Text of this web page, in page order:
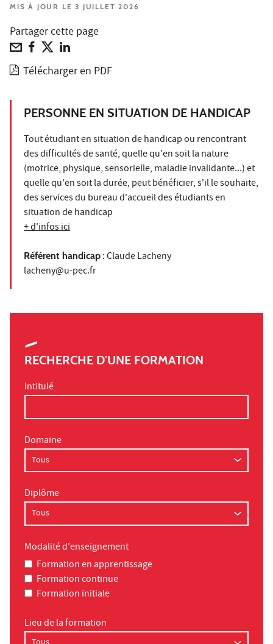
MIS À JOUR LE 3 JUILLET 2026
Partager cette page
Télécharger en PDF
PERSONNE EN SITUATION DE HANDICAP
Tout étudiant en situation de handicap ou rencontrant
des difficultés de santé, quelle qu'en soit la nature
(motrice, physique, sensorielle, maladie invalidante...) et
quelle qu'en soit la durée, peut bénéficier, s'il le souhaite,
des services du bureau d'accueil des étudiants en
situation de handicap
+ d'infos ici
Référent handicap : Claude Lacheny
lacheny@u-pec.fr
RECHERCHE D'UNE FORMATION
Intitulé
Domaine
Diplôme
Modalité d'enseignement
Formation en apprentissage
Formation continue
Formation initiale
Lieu de la formation